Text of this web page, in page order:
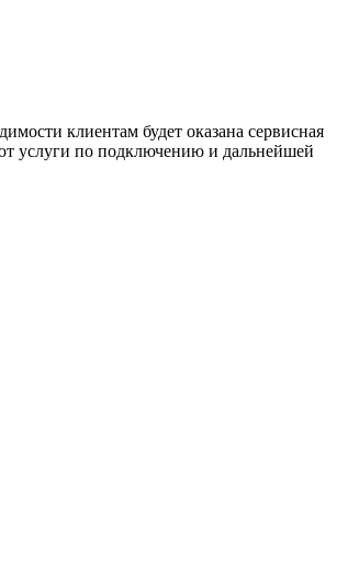
клиентам будет оказана сервисная
услуги по подключению и дальнейшей